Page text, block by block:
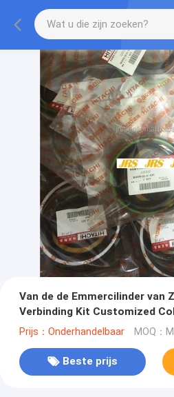
Van de de Emmercilinder van
Verbinding Kit Customized
Prijs：Onderhandelbaar MOQ：
Beste prijs